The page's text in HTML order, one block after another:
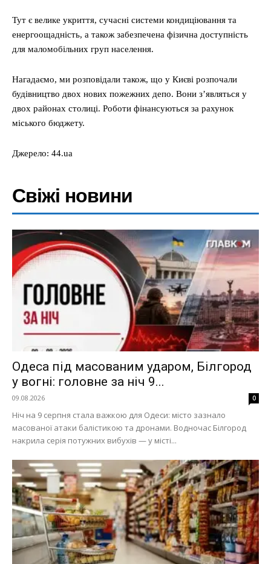
Меню
Київ
Економіка
Політика
Світ
Війна
Тут є велике укриття, сучасні системи кондиціювання та
енергоощадність, а також забезпечена фізична доступність
для маломобільних груп населення.
Нагадаємо, ми розповідали також, що у Києві розпочали
будівництво двох нових пожежних депо. Вони з’являться у
двох районах столиці. Роботи фінансуються за рахунок
міського бюджету.
Джерело: 44.ua
Свіжі новини
Одеса під масованим ударом, Білгород
у вогні: головне за ніч 9...
09.08.2026 0
Ніч на 9 серпня стала важкою для Одеси: місто зазнало
масованої атаки балістикою та дронами. Водночас Білгород
накрила серія потужних вибухів — у місті...